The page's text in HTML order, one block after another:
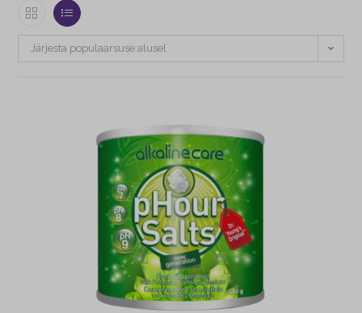
Järjesta populaarsuse alusel